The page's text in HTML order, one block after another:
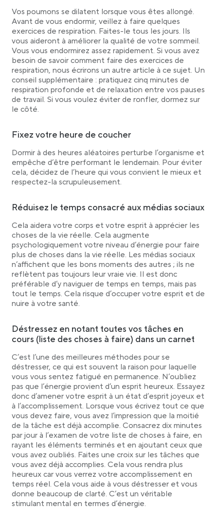
Vos poumons se dilatent lorsque vous êtes allongé.
Avant de vous endormir, veillez à faire quelques
exercices de respiration. Faites-le tous les jours. Ils
vous aideront à améliorer la qualité de votre sommeil.
Vous vous endormirez assez rapidement. Si vous avez
besoin de savoir comment faire des exercices de
respiration, nous écrirons un autre article à ce sujet. Un
conseil supplémentaire : pratiquez cinq minutes de
respiration profonde et de relaxation entre vos pauses
de travail. Si vous voulez éviter de ronfler, dormez sur
le côté.
Fixez votre heure de coucher
Dormir à des heures aléatoires perturbe l’organisme et
empêche d’être performant le lendemain. Pour éviter
cela, décidez de l’heure qui vous convient le mieux et
respectez-la scrupuleusement.
Réduisez le temps consacré aux médias sociaux
Cela aidera votre corps et votre esprit à apprécier les
choses de la vie réelle. Cela augmente
psychologiquement votre niveau d’énergie pour faire
plus de choses dans la vie réelle. Les médias sociaux
n’affichent que les bons moments des autres ; ils ne
reflètent pas toujours leur vraie vie. Il est donc
préférable d’y naviguer de temps en temps, mais pas
tout le temps. Cela risque d’occuper votre esprit et de
nuire à votre santé.
Déstressez en notant toutes vos tâches en
cours (liste des choses à faire) dans un carnet
C’est l’une des meilleures méthodes pour se
déstresser, ce qui est souvent la raison pour laquelle
vous vous sentez fatigué en permanence. N’oubliez
pas que l’énergie provient d’un esprit heureux. Essayez
donc d’amener votre esprit à un état d’esprit joyeux et
à l’accomplissement. Lorsque vous écrivez tout ce que
vous devez faire, vous avez l’impression que la moitié
de la tâche est déjà accomplie. Consacrez dix minutes
par jour à l’examen de votre liste de choses à faire, en
rayant les éléments terminés et en ajoutant ceux que
vous avez oubliés. Faites une croix sur les tâches que
vous avez déjà accomplies. Cela vous rendra plus
heureux car vous verrez votre accomplissement en
temps réel. Cela vous aide à vous déstresser et vous
donne beaucoup de clarté. C’est un véritable
stimulant mental en termes d’énergie.